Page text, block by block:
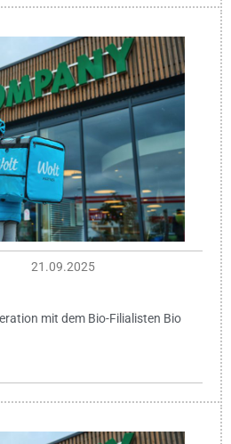
21.09.2025
mit dem Bio-Filialisten Bio